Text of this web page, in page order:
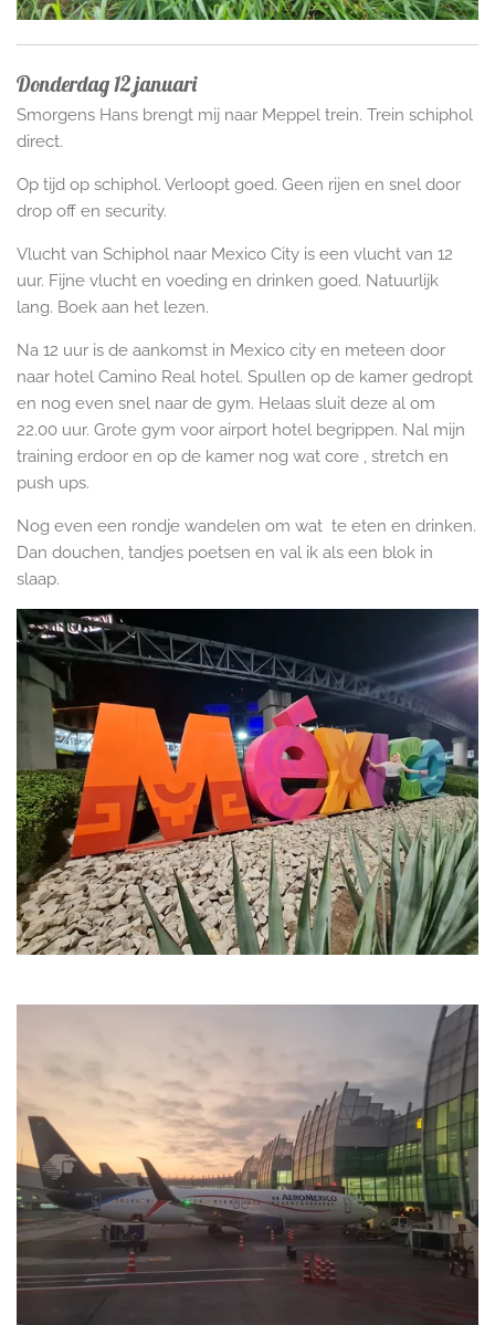
Donderdag 12 januari
Smorgens Hans brengt mij naar Meppel trein. Trein schiphol
direct.
Op tijd op schiphol. Verloopt goed. Geen rijen en snel door
drop off en security.
Vlucht van Schiphol naar Mexico City is een vlucht van 12
uur. Fijne vlucht en voeding en drinken goed. Natuurlijk
lang. Boek aan het lezen.
Na 12 uur is de aankomst in Mexico city en meteen door
naar hotel Camino Real hotel. Spullen op de kamer gedropt
en nog even snel naar de gym. Helaas sluit deze al om
22.00 uur. Grote gym voor airport hotel begrippen. Nal mijn
training erdoor en op de kamer nog wat core , stretch en
push ups.
Nog even een rondje wandelen om wat te eten en drinken.
Dan douchen, tandjes poetsen en val ik als een blok in
slaap.